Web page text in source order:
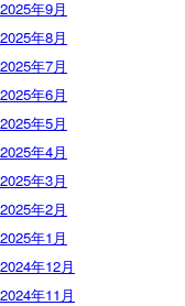
2025年9月
2025年8月
2025年7月
2025年6月
2025年5月
2025年4月
2025年3月
2025年2月
2025年1月
2024年12月
2024年11月